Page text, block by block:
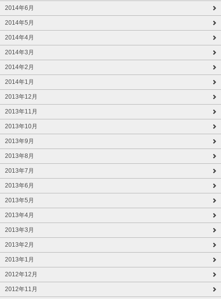
2014年6月
2014年5月
2014年4月
2014年3月
2014年2月
2014年1月
2013年12月
2013年11月
2013年10月
2013年9月
2013年8月
2013年7月
2013年6月
2013年5月
2013年4月
2013年3月
2013年2月
2013年1月
2012年12月
2012年11月